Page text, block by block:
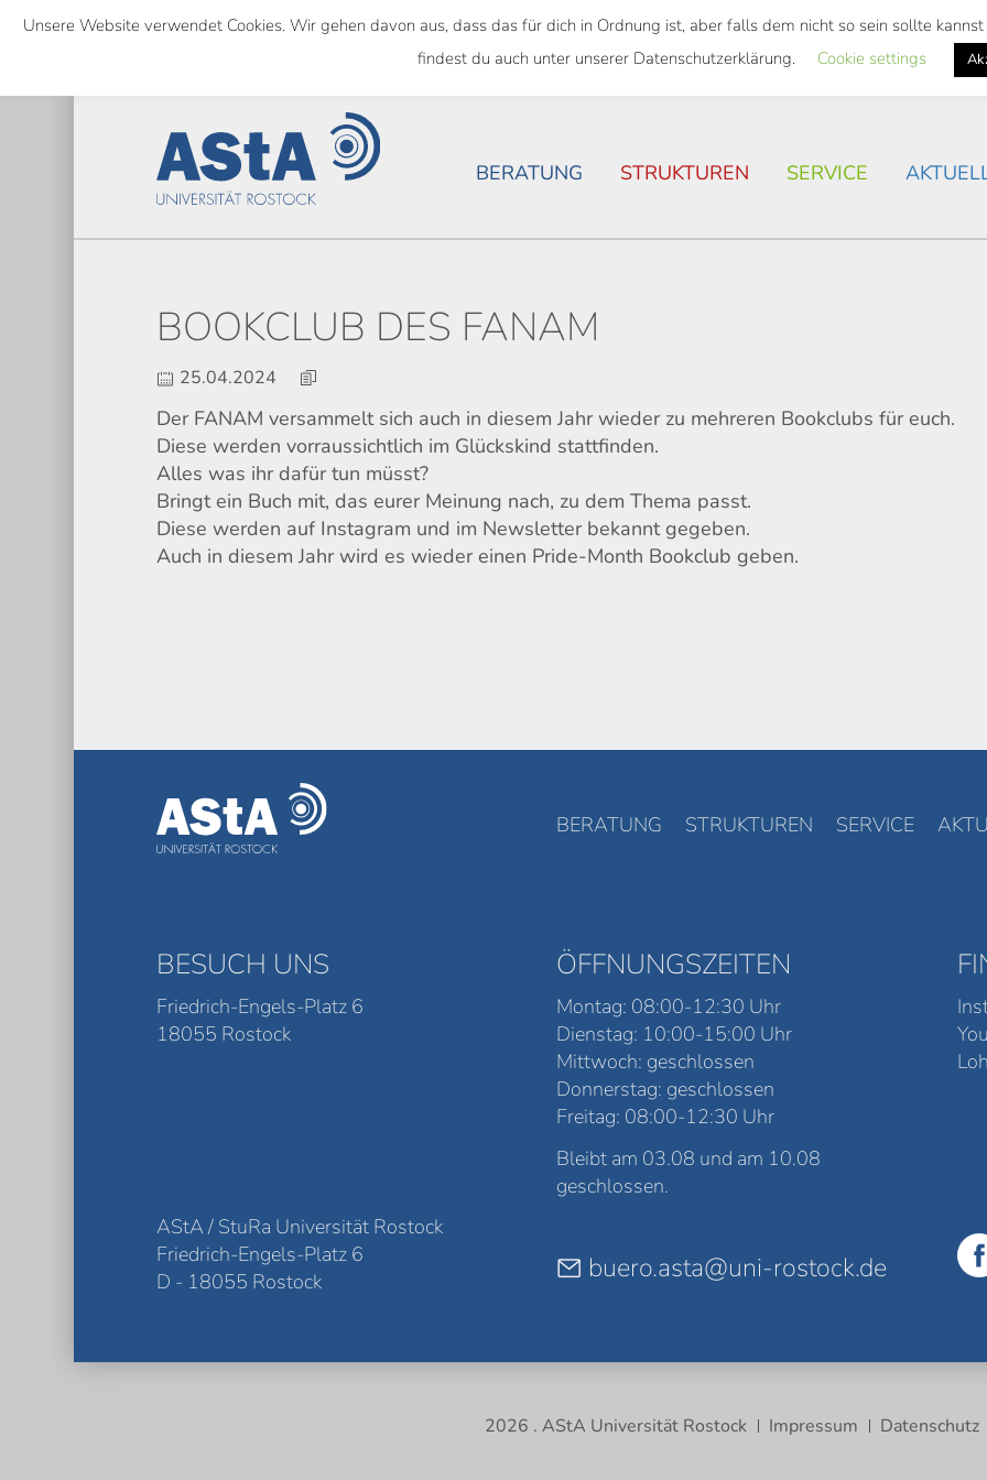
Skip
content
SEMESTERTICKET ALS BUNDESWEITES TICKET
BERATUNG STRUKTUREN SERVICE
BOOKCLUB DES FANAM
25.04.2024
Der FANAM versammelt sich auch in diesem Jahr wieder zu mehreren Bookclubs für euch.
Diese werden vorraussichtlich im Glückskind stattfinden.
Alles was ihr dafür tun müsst?
Bringt ein Buch mit, das eurer Meinung nach, zu dem Thema passt.
Diese werden auf Instagram und im Newsletter bekannt gegeben.
Auch in diesem Jahr wird es wieder einen Pride-Month Bookclub geben.
BERATUNG STRUKTUREN SERVICE
BESUCH UNS
Friedrich-Engels-Platz 6
18055 Rostock
ÖFFNUNGSZEITEN
Montag: 08:00-12:30 Uhr
Dienstag: 10:00-15:00 Uhr
Mittwoch: geschlossen
Donnerstag: geschlossen
Freitag: 08:00-12:30 Uhr
Bleibt am 03.08 und am 10.08
geschlossen.
AStA / StuRa Universität Rostock
Friedrich-Engels-Platz 6
D - 18055 Rostock
buero.asta@uni-rostock.de
2026 . AStA Universität Rostock Impressum Datenschutz
Unsere Website verwendet Cookies. Wir gehen davon aus, dass das für dich in Ordnung ist, aber falls dem nicht so sein sollte
findest du auch unter unserer Datenschutzerklärung.
Cookie settings